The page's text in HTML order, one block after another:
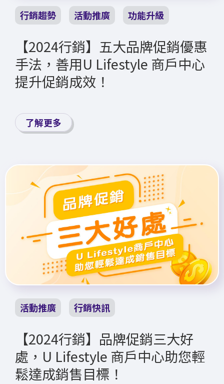
行銷趨勢 活動推廣 功能升級
【2024行銷】五大品牌促銷優惠
手法，善用U Lifestyle 商戶中心
提升促銷成效！
了解更多
活動推廣 行銷快訊
【2024行銷】品牌促銷三大好
處，U Lifestyle 商戶中心助您輕
鬆達成銷售目標！